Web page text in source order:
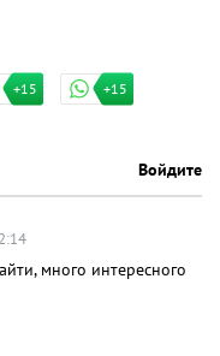
+15 +15
Войдите
много интересного